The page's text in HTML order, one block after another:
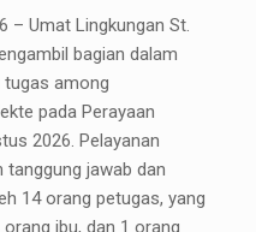
– Umat Lingkungan St.
bagian dalam
tugas among
pada Perayaan
2026. Pelayanan
tanggung jawab dan
14 orang petugas, yang
ibu, dan 1 orang